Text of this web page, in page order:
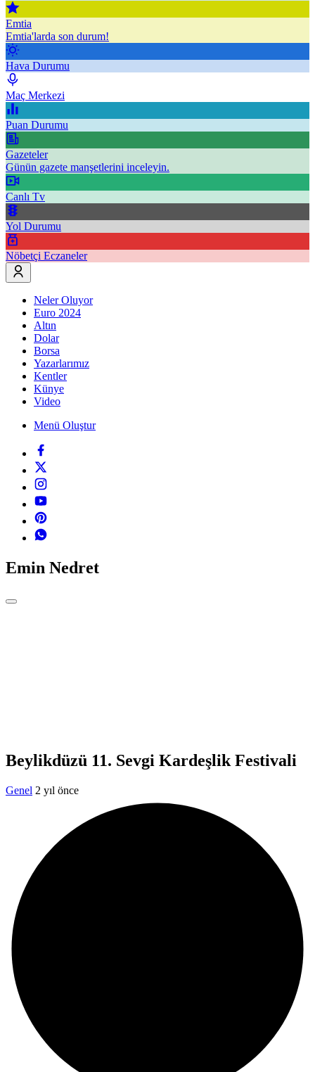
Emtia
Emtia'larda son durum!
Hava Durumu
Maç Merkezi
Puan Durumu
Gazeteler
Günün gazete manşetlerini inceleyin.
Canlı Tv
Yol Durumu
Nöbetçi Eczaneler
Neler Oluyor
Euro 2024
Altın
Dolar
Borsa
Yazarlarımız
Kentler
Künye
Video
Menü Oluştur
Emin Nedret
Beylikdüzü 11. Sevgi Kardeşlik Festivali
Genel 2 yıl önce